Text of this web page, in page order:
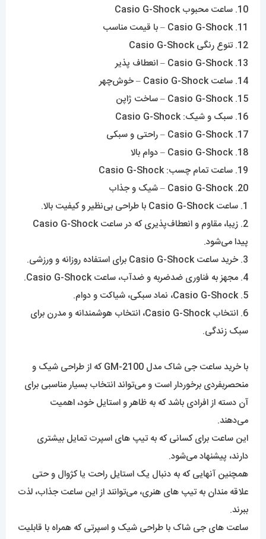
10. ساعت محبوب Casio G-Shock
11. Casio G-Shock – با قیمت مناسب
12. تنوع رنگی Casio G-Shock
13. Casio G-Shock – انعطاف پذیر
14. ساعت Casio G-Shock – خوش‌چهر
15. Casio G-Shock – ساخت ژاپن
16. سبک و شیک: Casio G-Shock
17. Casio G-Shock – راحتی و سبکی
18. Casio G-Shock – دوام بالا
19. ساعت تمام چسب: Casio G-Shock
20. Casio G-Shock – شیک و جذاب
1. ساعت Casio G-Shock با طراحی بی‌نظیر و کیفیت بالا.
2. زیبا، مقاوم و انعطاف‌پذیری که در ساعت Casio G-Shock
پیدا می‌شود.
3. خرید ساعت Casio G-Shock برای استفاده روزانه و ورزشی.
4. مجهز به فناوری ضدضربه و ضدآب، ساعت Casio G-Shock.
5. Casio G-Shock، نماد سبکی، شیاکت و دوام.
6. انتخاب Casio G-Shock، انتخاب هوشمندانه و مدرن برای
سبک زندگی.
با خرید ساعت جی شاک‌ مدل GM-2100 که از طراحی شیک و
منحصربفردی برخوردار است و می‌تواند انتخاب بسیار مناسبی برای
آن دسته از افرادی باشد که به ظاهر و استایل خود، اهمیت
می‌دهند.
این ساعت برای کسانی که به تیپ های اسپرت تمایل بیشتری
دارند، پیشنهاد می‌شود.
همچنین آنهایی که به دنبال یک استایل راحت یا کژوال و حتی
علاقه مندان به تیپ های هنری، می‌توانند از این ساعت جذاب، لذت
ببرند.
ساعت های جی شاک با طراحی شیک و اسپرتی که همراه با قابلیت